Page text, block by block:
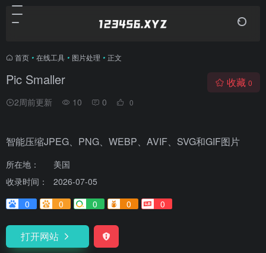
首页 • 在线工具 • 图片处理 • 正文
Pic Smaller
2周前更新 10 0 0
收藏 0
智能压缩JPEG、PNG、WEBP、AVIF、SVG和GIF图片
所在地：
美国
收录时间：
2026-07-05
0
0 0 0 0
打开网站